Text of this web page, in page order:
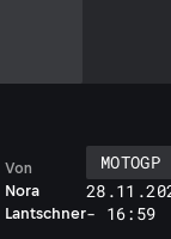
Nora
Lantschner
Von
MOTOGP
- 16:59